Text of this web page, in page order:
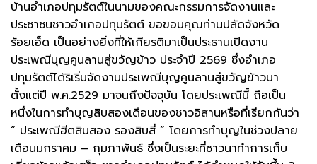
บ้านอำเภอปทุมรัตต์ในนามของคณะกรรมการจัดงานและ
ประชาชนชาวอำเภอปทุมรัตต์ ขอขอบคุณท่านปลัดจังหวัด
ร้อยเอ็ด เป็นอย่างยิ่งที่ให้เกียรติมาเป็นประธานเปิดงาน
ประเพณีบุญคูนลานสู่ขวัญข้าว ประจำปี 2569 ซึ่งอำเภอ
ปทุมรัตต์ได้ริเริ่มจัดงานประเพณีบุญคูนลานสู่ขวัญข้าวมา
ตั้งแต่ปี พ.ศ.2529 มาจนถึงปัจจุบัน โดยประเพณีนี้ ถือเป็น
หนึ่งในการทำบุญสิบสองเดือนของชาวอิสานหรือที่เรียกกันว่า
“ ประเพณีฮีตสิบสอง รองสิบสี่ “ โดยการทำบุญในช่วงปลาย
เดือนมกราคม – กุมภาพันธ์ ซึ่งเป็นระยะที่ชาวนาทำการเก็บ